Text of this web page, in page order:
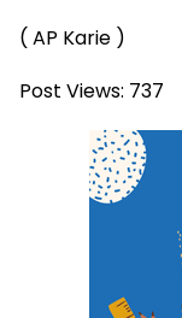
( AP Karie )
Post Views: 737